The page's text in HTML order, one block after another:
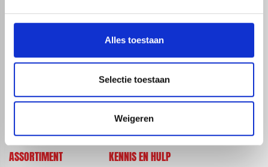
Alles toestaan
Selectie toestaan
Weigeren
ASSORTIMENT KENNIS EN HULP
phone_enabled +31 416 75 02 55
info@redfoxepdm.nl
check_circleA-merk met KOMO® keurmerk
Leverancier met expertise in EPDM-verwerking
40+ RedFox® dealers in NL